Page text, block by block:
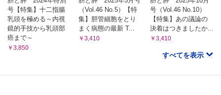
号【特集】十二指腸
乳頭を極める～内視
鏡的手技から乳頭部
癌まで～
￥3,850
（Vol.46 No.5）【特
集】胆管細胞をとり
まく病態の最新 T...
￥3,410
号（Vol.46 No.10）
【特集】あの議論の
決着はつきましたか...
￥3,410
すべてを表示